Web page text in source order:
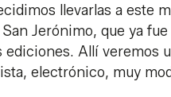
llevarlas a este
Jerónimo, que ya fue
ediciones. Allí veremos
electrónico, muy